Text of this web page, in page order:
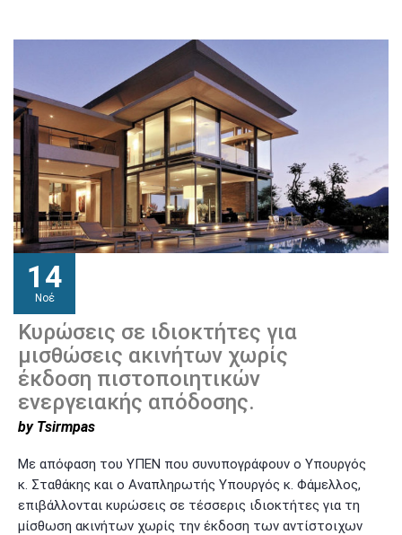
Κυρώσεις σε ιδιοκτήτες για
μισθώσεις ακινήτων χωρίς
έκδοση πιστοποιητικών
ενεργειακής απόδοσης.
14
Νοέ
by Tsirmpas
Με απόφαση του ΥΠΕΝ που συνυπογράφουν ο Υπουργός
κ. Σταθάκης και ο Αναπληρωτής Υπουργός κ. Φάμελλος,
επιβάλλονται κυρώσεις σε τέσσερις ιδιοκτήτες για τη
μίσθωση ακινήτων χωρίς την έκδοση των αντίστοιχων